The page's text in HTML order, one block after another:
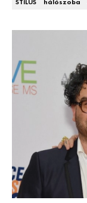
STÍLUS hálószoba